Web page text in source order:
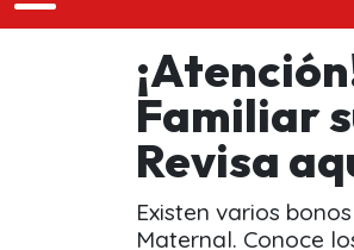
Familiar
Revisa
Existen varios
Maternal. Conoce